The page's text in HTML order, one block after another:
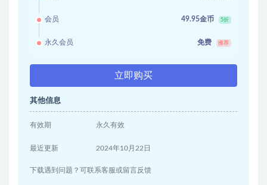
会员 49.95金币 5折
永久会员 免费 推荐
立即购买
其他信息
有效期 永久有效
最近更新 2024年10月22日
下载遇到问题？可联系客服或留言反馈